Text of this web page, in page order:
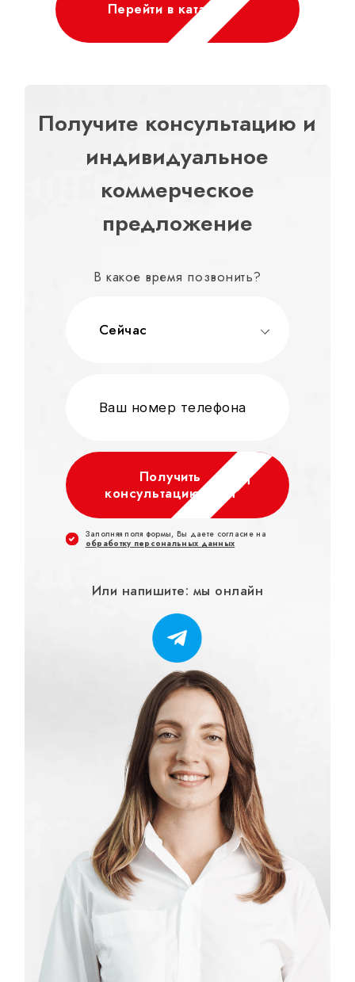
Перейти в каталог
Получите консультацию и
индивидуальное
коммерческое
предложение
В какое время позвонить?
Сейчас
Получить
консультацию и КП
Заполняя поля формы, Вы даете согласие на
обработку персональных данных
Или напишите: мы онлайн